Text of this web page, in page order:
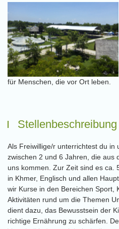
für Menschen, die vor Ort leben.
Stellenbeschreibung
Als Freiwillige/r unterrichtest du in
zwischen 2 und 6 Jahren, die aus
uns kommen. Zur Zeit sind es ca.
in Khmer, Englisch und allen
wir Kurse in den Bereichen Sport,
Aktivitäten rund um die Themen
dient dazu, das Bewusstsein der
richtige Ernährung zu schärfen.